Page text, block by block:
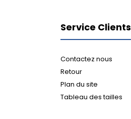
Service Clients
Contactez nous
Retour
Plan du site
Tableau des tailles